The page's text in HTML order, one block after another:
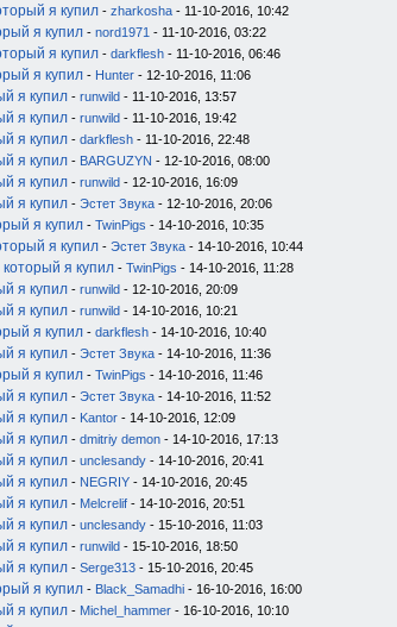
я купил - zharkosha - 11-10-2016, 10:42
я купил - nord1971 - 11-10-2016, 03:22
я купил - darkflesh - 11-10-2016, 06:46
я купил - Hunter - 12-10-2016, 11:06
я купил - runwild - 11-10-2016, 13:57
я купил - runwild - 11-10-2016, 19:42
я купил - darkflesh - 11-10-2016, 22:48
я купил - BARGUZYN - 12-10-2016, 08:00
я купил - runwild - 12-10-2016, 16:09
я купил - Эстет Звука - 12-10-2016, 20:06
я купил - TwinPigs - 14-10-2016, 10:35
я купил - Эстет Звука - 14-10-2016, 10:44
я купил - TwinPigs - 14-10-2016, 11:28
я купил - runwild - 12-10-2016, 20:09
я купил - runwild - 14-10-2016, 10:21
я купил - darkflesh - 14-10-2016, 10:40
я купил - Эстет Звука - 14-10-2016, 11:36
я купил - TwinPigs - 14-10-2016, 11:46
я купил - Эстет Звука - 14-10-2016, 11:52
я купил - Kantor - 14-10-2016, 12:09
я купил - dmitriy demon - 14-10-2016, 17:13
я купил - unclesandy - 14-10-2016, 20:41
я купил - NEGRIY - 14-10-2016, 20:45
я купил - Melcrelif - 14-10-2016, 20:51
я купил - unclesandy - 15-10-2016, 11:03
я купил - runwild - 15-10-2016, 18:50
я купил - Serge313 - 15-10-2016, 20:45
я купил - Black_Samadhi - 16-10-2016, 16:00
я купил - Michel_hammer - 16-10-2016, 10:10